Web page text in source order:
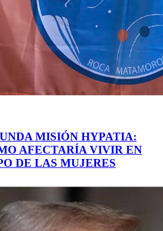
MISIÓN HYPATIA:
AFECTARÍA VIVIR EN
DE LAS MUJERES